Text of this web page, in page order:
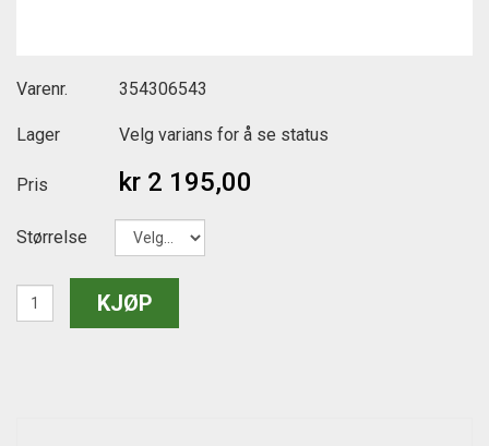
Varenr. 354306543
Lager Velg varians for å se status
Pris kr 2 195,00
Størrelse